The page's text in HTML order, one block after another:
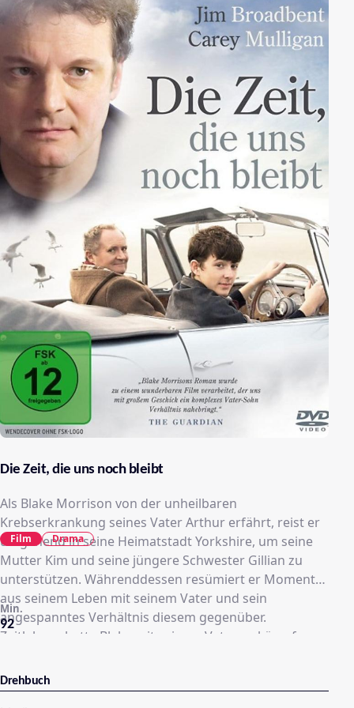
Die Zeit, die uns noch bleibt
Als Blake Morrison von der unheilbaren
Krebserkrankung seines Vater Arthur erfährt, reist er
umgehend in seine Heimatstadt Yorkshire, um seine
Mutter Kim und seine jüngere Schwester Gillian zu
unterstützen. Währenddessen resümiert er Momente
aus seinem Leben mit seinem Vater und sein
angespanntes Verhältnis diesem gegenüber.
Zeitlebens hatte Blake mit seinem Vater zu kämpfen,
seine Ehefrau betrog oder er die Laufbahn seines
Sohnes als sogar erfolgreicher Schriftsteller nie recht
92
Min.
Film Drama
Drehbuch